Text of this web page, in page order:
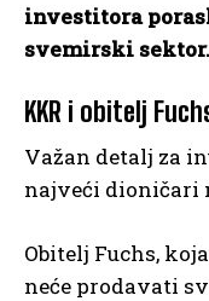
investitora
svemirski sektor.
KKR i obitelj
Važan detalj za
najveći dioničari
Obitelj Fuchs,
neće prodavati